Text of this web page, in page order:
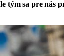
tým sa pre nás